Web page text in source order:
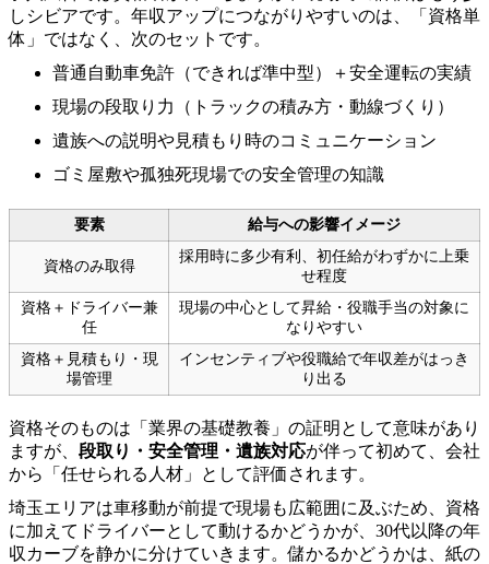
しシビアです。年収アップにつながりやすいのは、「資格単
体」ではなく、次のセットです。
普通自動車免許（できれば準中型）＋安全運転の実績
現場の段取り力（トラックの積み方・動線づくり）
遺族への説明や見積もり時のコミュニケーション
ゴミ屋敷や孤独死現場での安全管理の知識
要素 給与への影響イメージ
資格のみ取得
採用時に多少有利、初任給がわずかに上乗
せ程度
資格＋ドライバー兼
任
現場の中心として昇給・役職手当の対象に
なりやすい
資格＋見積もり・現
場管理
インセンティブや役職給で年収差がはっき
り出る
資格そのものは「業界の基礎教養」の証明として意味があり
ますが、 段取り・安全管理・遺族対応が伴って初めて、会社
から「任せられる人材」として評価されます。
埼玉エリアは車移動が前提で現場も広範囲に及ぶため、資格
に加えてドライバーとして動けるかどうかが、30代以降の年
収カーブを静かに分けていきます。儲かるかどうかは、紙の